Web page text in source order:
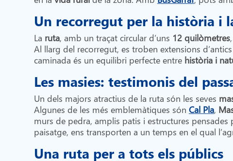
Un recorregut per la història i
La ruta, amb un traçat circular d’uns 12 quilòmetres
Al llarg del recorregut, es troben extensions
caminada és un equilibri perfecte entrehistòria i
Les masies: testimonis del
Un dels majors atractius de la ruta són les seves
Algunes de les més emblemàtiques són Cal Pla,
murs de pedra, amplis patis i estructures
paisatge, ens transporten a un temps en el qual
Una ruta per a tots els públics